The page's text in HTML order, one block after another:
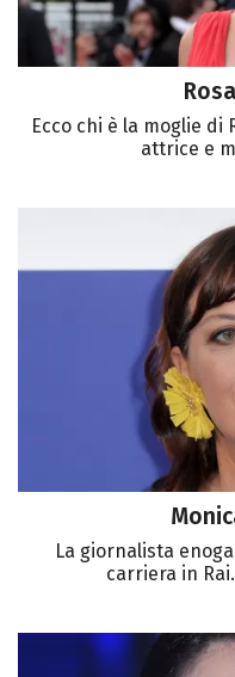
Ecco chi è la moglie di
attrice e
La giornalista
carriera in